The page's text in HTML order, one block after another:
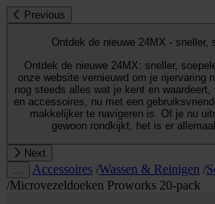
Previous
Ontdek de nieuwe 24MX - sneller,
Ontdek de nieuwe 24MX: sneller, soepeler,
onze website vernieuwd om je rijervaring
nog steeds alles wat je kent en
en accessoires, nu met een
makkelijker te navigeren is. Of je nu
gewoon rondkijkt, het is er
Next
Accessoires /Wassen & Reinigen /
/Microvezeldoeken Proworks 20-pack